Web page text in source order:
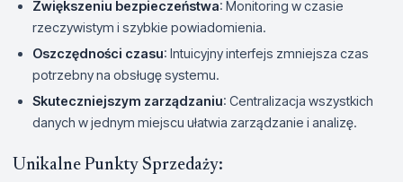
Zwiększeniu bezpieczeństwa: Monitoring w czasie
rzeczywistym i szybkie powiadomienia.
Oszczędności czasu: Intuicyjny interfejs zmniejsza czas
potrzebny na obsługę systemu.
Skuteczniejszym zarządzaniu: Centralizacja wszystkich
danych w jednym miejscu ułatwia zarządzanie i analizę.
Unikalne Punkty Sprzedaży: